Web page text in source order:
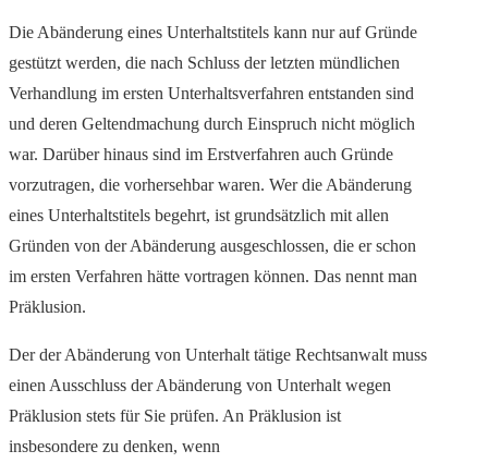
Die Abänderung eines Unterhaltstitels kann nur auf Gründe
gestützt werden, die nach Schluss der letzten mündlichen
Verhandlung im ersten Unterhaltsverfahren entstanden sind
und deren Geltendmachung durch Einspruch nicht möglich
war. Darüber hinaus sind im Erstverfahren auch Gründe
vorzutragen, die vorhersehbar waren. Wer die Abänderung
eines Unterhaltstitels begehrt, ist grundsätzlich mit allen
Gründen von der Abänderung ausgeschlossen, die er schon
im ersten Verfahren hätte vortragen können. Das nennt man
Präklusion.
Der der Abänderung von Unterhalt tätige Rechtsanwalt muss
einen Ausschluss der Abänderung von Unterhalt wegen
Präklusion stets für Sie prüfen. An Präklusion ist
insbesondere zu denken, wenn